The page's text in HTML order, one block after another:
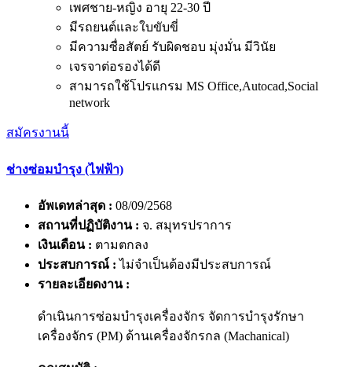
เพศชาย-หญิง อายุ 22-30 ปี
มีรถยนต์และใบขับขี่
มีความซื่อสัตย์ รับผิดชอบ มุ่งมั่น มีวินัย
เจรจาต่อรองได้ดี
สามารถใช้โปรแกรม MS Office,Autocad,Social
network
สมัครงานนี้
ช่างซ่อมบำรุง (ไฟฟ้า)
อัพเดทล่าสุด : 08/09/2568
สถานที่ปฏิบัติงาน : จ. สมุทรปราการ
เงินเดือน : ตามตกลง
ประสบการณ์ : ไม่จำเป็นต้องมีประสบการณ์
รายละเอียดงาน :
ดำเนินการซ่อมบำรุงเครื่องจักร จัดการบำรุงรักษา
เครื่องจักร (PM) ด้านเครื่องจักรกล (Machanical)